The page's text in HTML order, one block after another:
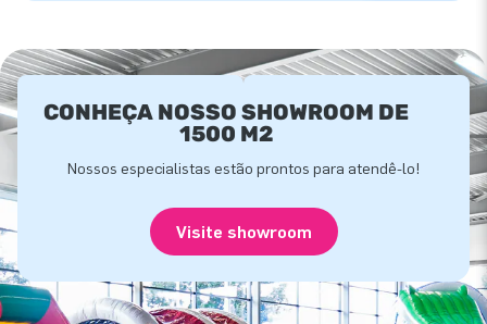
CONHEÇA NOSSO SHOWROOM DE
1500 M2
Nossos especialistas estão prontos para atendê-lo!
Visite showroom